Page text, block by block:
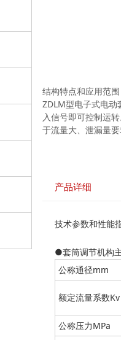
结构特点和应用范围
ZDLM型电子式电动
入信号即可控制运
于流量大、泄漏量
产品详细
技术参数和性能
●套筒调节机构
公称通径mm
额定流量系数Kv
公称压力MPa